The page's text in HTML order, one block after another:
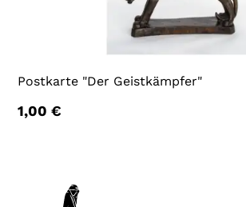
Postkarte "Der Geistkämpfer"
1,00€